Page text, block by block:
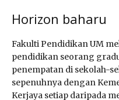
Horizon baharu
Fakulti Pendidikan UM
pendidikan seorang
penempatan di sekolah-
sepenuhnya dengan
Kerjaya setiap daripada